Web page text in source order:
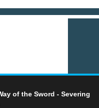
of the Sword - Severing